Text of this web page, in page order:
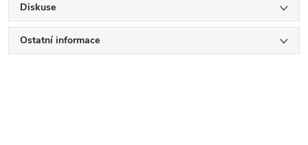
Diskuse
Ostatní informace